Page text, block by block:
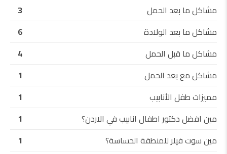
مشاكل ما بعد الحمل
3
مشاكل ما بعد الولادة
6
مشاكل ما قبل الحمل
4
مشاكل مع بعد الحمل
1
مميزات طفل الأنابيب
1
مين افضل دكتور اطفال انابيب في الاردن؟
1
مين سوت فيلر للمنطقة الحساسة؟
1